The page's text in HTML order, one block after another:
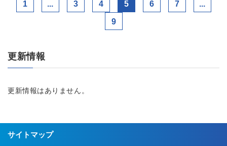
1 ... 3 4 5 6 7 ...
9
更新情報
更新情報はありません。
サイトマップ